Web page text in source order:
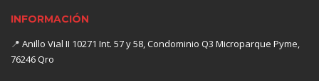
INFORMACIÓN
📍 Anillo Vial II 10271 Int. 57 y 58, Condominio Q3 Microparque Pyme,
76246 Qro